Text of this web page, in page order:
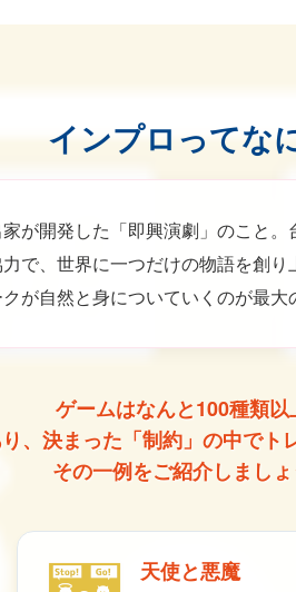
インプロってな
が開発した「即興演劇」のこと。
で、世界に一つだけの物語を創
が自然と身についていくのが最大
ゲームはなんと100種類以
、決まった「制約」の中でト
その一例をご紹介しましょ
天使と悪魔